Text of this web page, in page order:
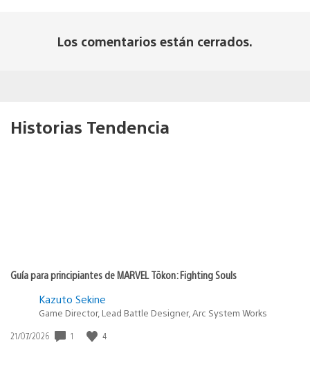
Los comentarios están cerrados.
Historias Tendencia
Guía para principiantes de MARVEL Tōkon: Fighting Souls
Kazuto Sekine
Game Director, Lead Battle Designer, Arc System Works
Fecha
21/07/2026 1 4